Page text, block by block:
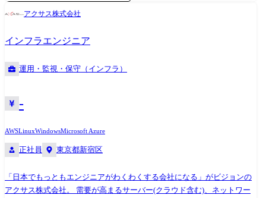
ート社員がメンバーの健康状態、出勤状態をフォローいたします。 ●案
件例 ご自身のご経験・強み・志向性に合わせそれぞれの案件、各開発フ
ェーズ(要件定義～テスト)から携わって頂きます。 アサイン先はエンジ
希望を叶えられるように決定いたします。
アクサス株式会社
インフラエンジニア
運用・監視・保守（インフラ）
-
AWSLinuxWindowsMicrosoft Azure
正社員 東京都新宿区
「日本でもっともエンジニアがわくわくする会社になる」がビジョンの
アクサス株式会社。 需要が高まるサーバー(クラウド含む)、ネットワー